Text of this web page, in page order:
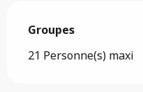
Groupes
Groupes
21 Personne(s) maxi